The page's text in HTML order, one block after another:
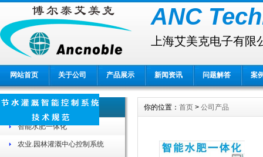
ANC
上海艾美克电子有限
网站首页 关于公司 产品展示 新闻资讯 问题解答 案
公司产品 About
智能水肥一体化
农业.园林灌溉中心控制系统
你的位置： 首页 > 公司产品